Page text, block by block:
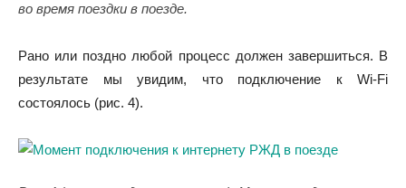
во время поездки в поезде.
Рано или поздно любой процесс должен завершиться. В
результате мы увидим, что подключение к Wi-Fi
состоялось (рис. 4).